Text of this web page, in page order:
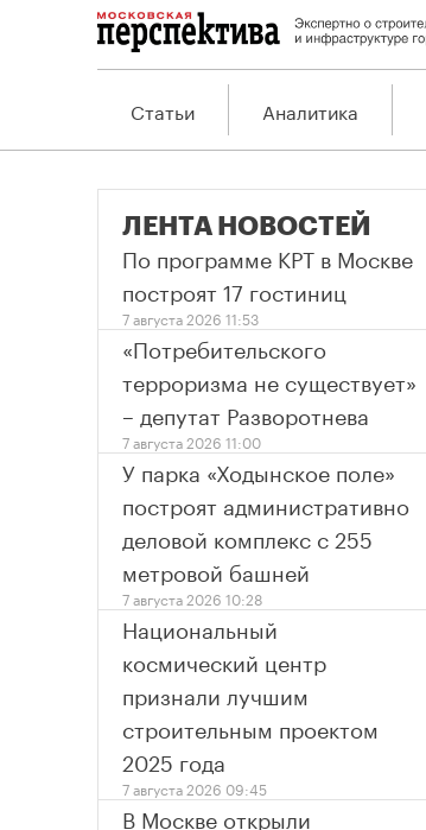
Статьи Аналитика
ЛЕНТА НОВОСТЕЙ
По программе КРТ в Москве
построят 17 гостиниц
7 августа 2026 11:53
«Потребительского
терроризма не существует»
– депутат Разворотнева
7 августа 2026 11:00
У парка «Ходынское поле»
построят административно
деловой комплекс с 255
метровой башней
7 августа 2026 10:28
Национальный
космический центр
признали лучшим
строительным проектом
2025 года
7 августа 2026 09:45
В Москве открыли